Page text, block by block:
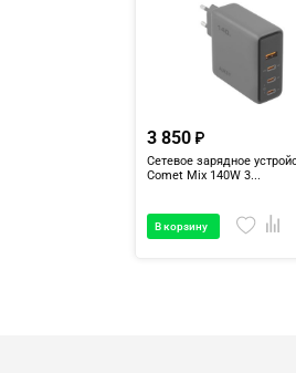
3 850
Сетевое зарядное
Comet Mix 140W 3...
В корзину